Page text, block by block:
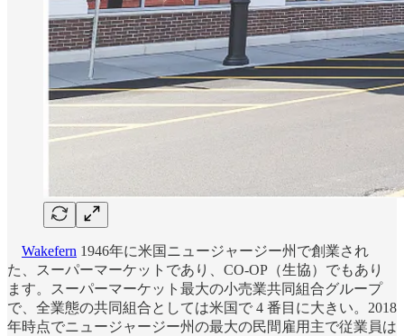
Wakefern 1946年に米国ニュージャージー州で創業され
た、スーパーマーケットであり、CO-OP（生協）でもあり
ます。スーパーマーケット最大の小売業共同組合グループ
で、全業態の共同組合としては米国で 4 番目に大きい。2018
年時点でニュージャージー州の最大の民間雇用主で従業員は